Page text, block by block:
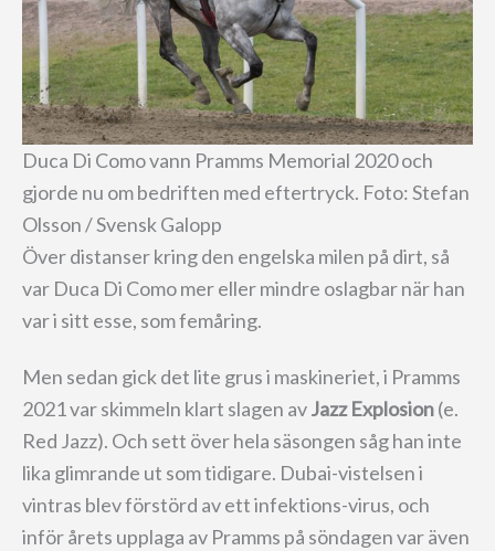
Duca Di Como vann Pramms Memorial 2020 och
gjorde nu om bedriften med eftertryck. Foto: Stefan
Olsson / Svensk Galopp
Över distanser kring den engelska milen på dirt, så
var Duca Di Como mer eller mindre oslagbar när han
var i sitt esse, som femåring.
Men sedan gick det lite grus i maskineriet, i Pramms
2021 var skimmeln klart slagen avJazz Explosion(e.
Red Jazz). Och sett över hela säsongen såg han inte
lika glimrande ut som tidigare. Dubai-vistelsen i
vintras blev förstörd av ett infektions-virus, och
inför årets upplaga av Pramms på söndagen var även